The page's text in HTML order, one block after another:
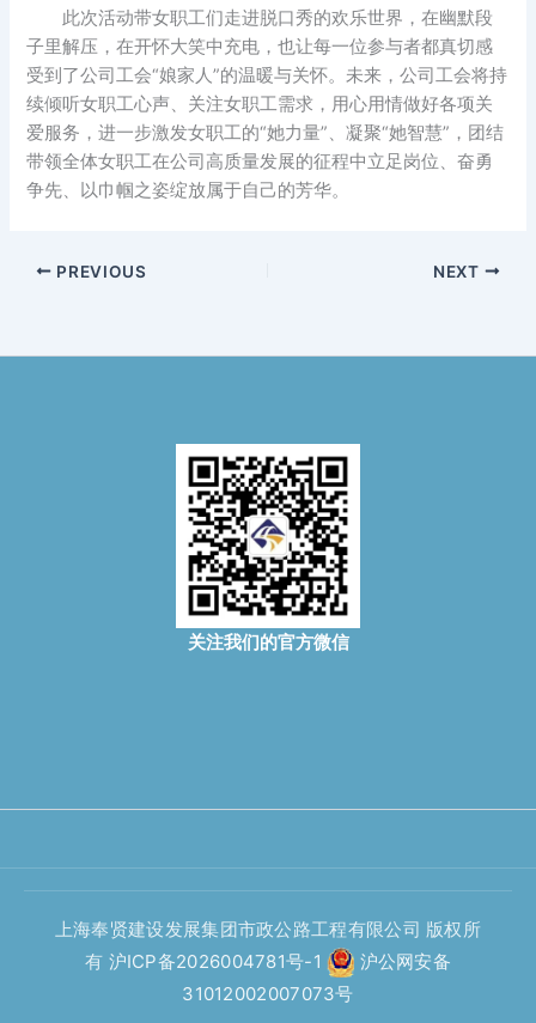
此次活动带女职工们走进脱口秀的欢乐世界，在幽默段
子里解压，在开怀大笑中充电，也让每一位参与者都真切感
受到了公司工会“娘家人”的温暖与关怀。未来，公司工会将持
续倾听女职工心声、关注女职工需求，用心用情做好各项关
爱服务，进一步激发女职工的“她力量”、凝聚“她智慧”，团结
带领全体女职工在公司高质量发展的征程中立足岗位、奋勇
争先、以巾帼之姿绽放属于自己的芳华。
PREVIOUS NEXT
关注我们的官方微信
上海奉贤建设发展集团市政公路工程有限公司 版权所
有 沪ICP备2026004781号-1
沪公网安备
31012002007073号